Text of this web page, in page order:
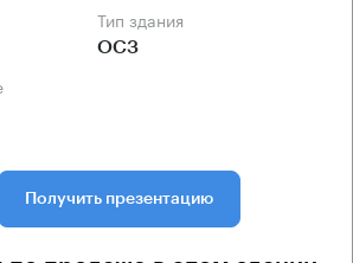
Тип здания
ОСЗ
Получить презентацию